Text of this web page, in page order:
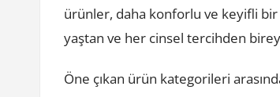
ürünler, daha konforlu ve keyifli
yaştan ve her cinsel tercihden
Öne çıkan ürün kategorileri